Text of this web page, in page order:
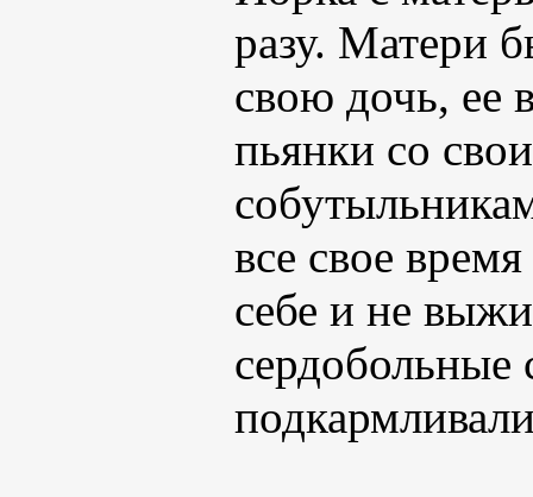
разу. Матери
свою дочь, ее
пьянки со
все свое
себе и не
сердобольные